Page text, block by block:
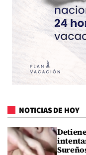
NOTICIAS DE HOY